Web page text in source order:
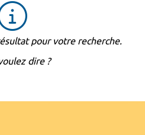
pour votre recherche.
dire ?